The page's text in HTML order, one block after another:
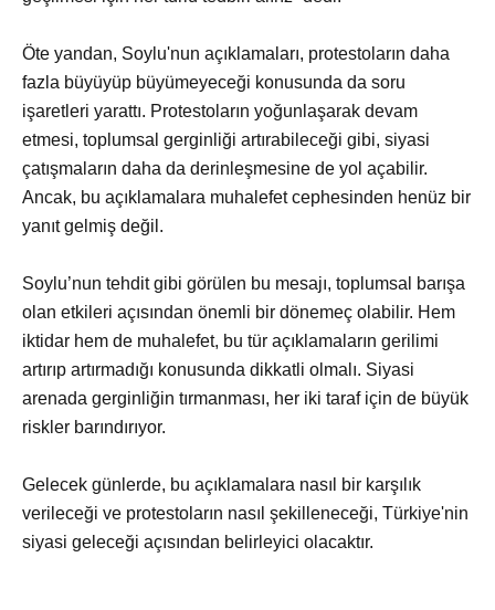
Öte yandan, Soylu'nun açıklamaları, protestoların daha
fazla büyüyüp büyümeyeceği konusunda da soru
işaretleri yarattı. Protestoların yoğunlaşarak devam
etmesi, toplumsal gerginliği artırabileceği gibi, siyasi
çatışmaların daha da derinleşmesine de yol açabilir.
Ancak, bu açıklamalara muhalefet cephesinden henüz bir
yanıt gelmiş değil.
Soylu’nun tehdit gibi görülen bu mesajı, toplumsal barışa
olan etkileri açısından önemli bir dönemeç olabilir. Hem
iktidar hem de muhalefet, bu tür açıklamaların gerilimi
artırıp artırmadığı konusunda dikkatli olmalı. Siyasi
arenada gerginliğin tırmanması, her iki taraf için de büyük
riskler barındırıyor.
Gelecek günlerde, bu açıklamalara nasıl bir karşılık
verileceği ve protestoların nasıl şekilleneceği, Türkiye'nin
siyasi geleceği açısından belirleyici olacaktır.